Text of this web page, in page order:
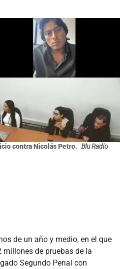
contra Nicolás Petro. Blu Radio
de un año y medio, en el que
de pruebas de la
Segundo Penal con